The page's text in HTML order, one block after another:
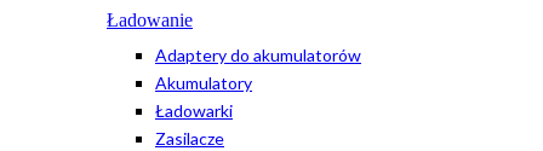
Ładowanie
Adaptery do akumulatorów
Akumulatory
Ładowarki
Zasilacze